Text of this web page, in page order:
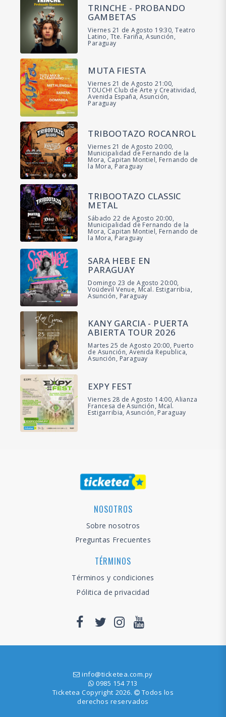
TRINCHE - PROBANDO
GAMBETAS
Viernes 21 de Agosto 19:30, Teatro
Latino, Tte. Fariña, Asunción,
Paraguay
MUTA FIESTA
Viernes 21 de Agosto 21:00,
TOUCH! Club de Arte y Creatividad,
Avenida España, Asunción,
Paraguay
TRIBOOTAZO ROCANROL
Viernes 21 de Agosto 20:00,
Municipalidad de Fernando de la
Mora, Capitan Montiel, Fernando de
la Mora, Paraguay
TRIBOOTAZO CLASSIC
METAL
Sábado 22 de Agosto 20:00,
Municipalidad de Fernando de la
Mora, Capitan Montiel, Fernando de
la Mora, Paraguay
SARA HEBE EN
PARAGUAY
Domingo 23 de Agosto 20:00,
Voüdevil Venue, Mcal. Estigarribia,
Asunción, Paraguay
KANY GARCIA - PUERTA
ABIERTA TOUR 2026
Martes 25 de Agosto 20:00, Puerto
de Asunción, Avenida Republica,
Asunción, Paraguay
EXPY FEST
Viernes 28 de Agosto 14:00, Alianza
Francesa de Asunción, Mcal.
Estigarribia, Asunción, Paraguay
NOSOTROS
Sobre nosotros
Preguntas Frecuentes
TÉRMINOS
Términos y condiciones
Pólitica de privacidad
info@ticketea.com.py
0985 154 713
Ticketea Copyright 2026.
Todos los
derechos reservados